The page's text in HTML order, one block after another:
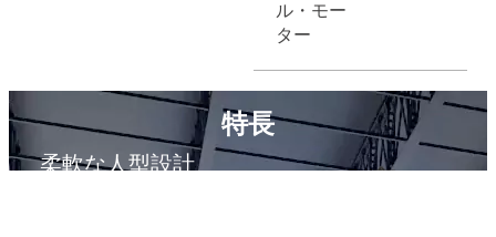
ル・モー
ター
特長
柔軟な人型設計